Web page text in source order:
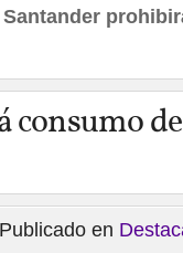
Santander
en